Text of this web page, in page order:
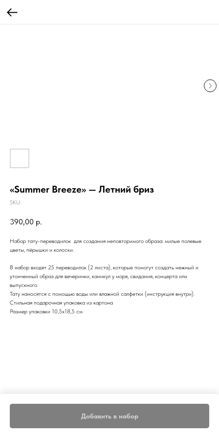
«Summer Breeze» — Летний бриз
SKU:
390,00 р.
Добавить в набор
Набор тату-переводилок для создания неповторимого образа: милые полевые
цветы, пёрышки и колоски.
В набор входят 25 переводилок (2 листа), которые помогут создать нежный и
утонченный образ для вечеринки, каникул у моря, свидания, концерта или
выпускного.
Тату наносятся с помощью воды или влажной салфетки (инструкция внутри).
Стильная подарочная упаковка из картона
Размер упаковки 10,5х18,5 см